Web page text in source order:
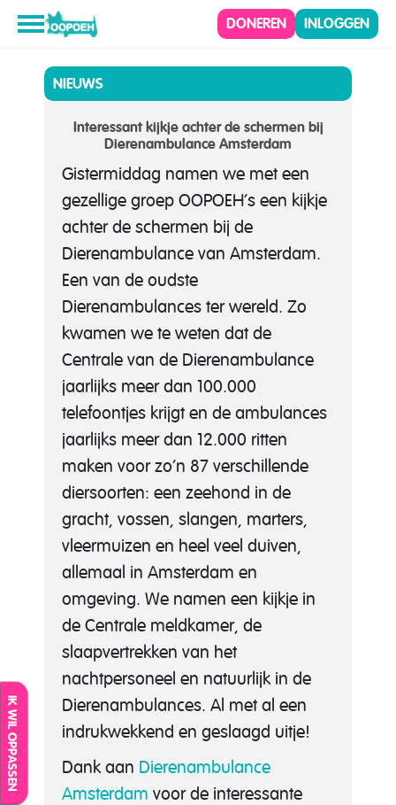
DONEREN INLOGGEN
IK WIL OPPASSEN
NIEUWS
Interessant kijkje achter de schermen bij
Dierenambulance Amsterdam
Gistermiddag namen we met een
gezellige groep OOPOEH’s een kijkje
achter de schermen bij de
Dierenambulance van Amsterdam.
Een van de oudste
Dierenambulances ter wereld. Zo
kwamen we te weten dat de
Centrale van de Dierenambulance
jaarlijks meer dan 100.000
telefoontjes krijgt en de ambulances
jaarlijks meer dan 12.000 ritten
maken voor zo’n 87 verschillende
diersoorten: een zeehond in de
gracht, vossen, slangen, marters,
vleermuizen en heel veel duiven,
allemaal in Amsterdam en
omgeving. We namen een kijkje in
de Centrale meldkamer, de
slaapvertrekken van het
nachtpersoneel en natuurlijk in de
Dierenambulances. Al met al een
indrukwekkend en geslaagd uitje!
Dank aan Dierenambulance
Amsterdam voor de interessante